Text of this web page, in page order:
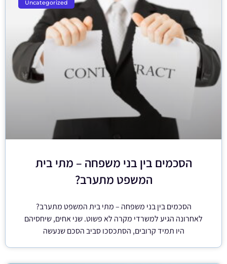
Uncategorized
הסכמים בין בני משפחה – מתי בית
המשפט מתערב?
הסכמים בין בני משפחה – מתי בית המשפט מתערב?
לאחרונה הגיע למשרדי מקרה לא פשוט. שני אחים, שיחסיהם
היו תמיד קרובים, הסתכסכו סביב הסכם שנעשה